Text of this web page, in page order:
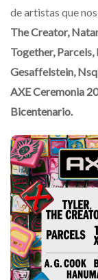
de artistas que
The Creator,
Together,
Gesaffelstein,
AXE Ceremonia
Bicentenario.